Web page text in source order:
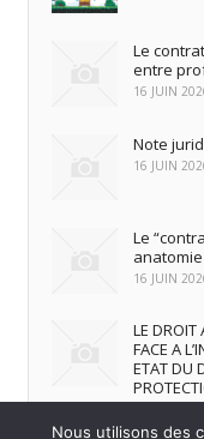
Le
entre
16 JUIN
Note
16 JUIN
Le
16 JUIN
LE DROIT
FACE A
ETAT DU
Nous utilisons des